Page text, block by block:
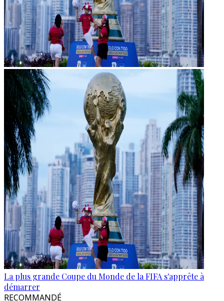
La plus grande Coupe du Monde de la FIFA s'apprête à
démarrer
RECOMMANDÉ